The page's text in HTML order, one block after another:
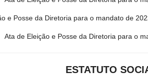
e Posse da Diretoria para o mandato de
Ata de Eleição e Posse da Diretoria para o
ESTATUTO